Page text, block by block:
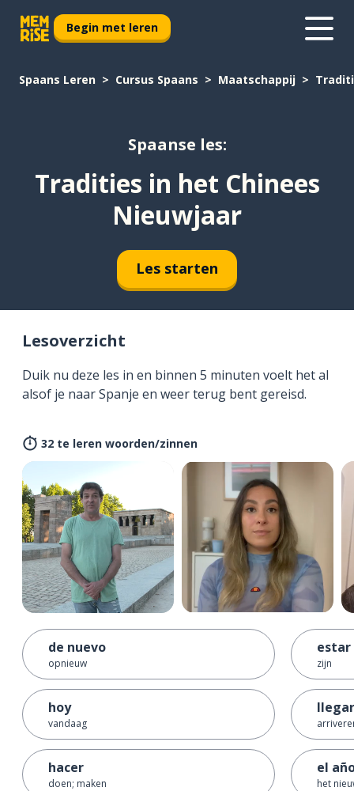
Begin met leren
Spaans Leren Cursus Spaans Maatschappij
Spaanse les:
Tradities in het Chinees
Nieuwjaar
Les starten
Lesoverzicht
Duik nu deze les in en binnen 5 minuten voelt het al
alsof je naar Spanje en weer terug bent gereisd.
32 te leren woorden/zinnen
de nuevo
opnieuw
hoy
vandaag
hacer
doen; maken
estar
zijn
llegar
el
het